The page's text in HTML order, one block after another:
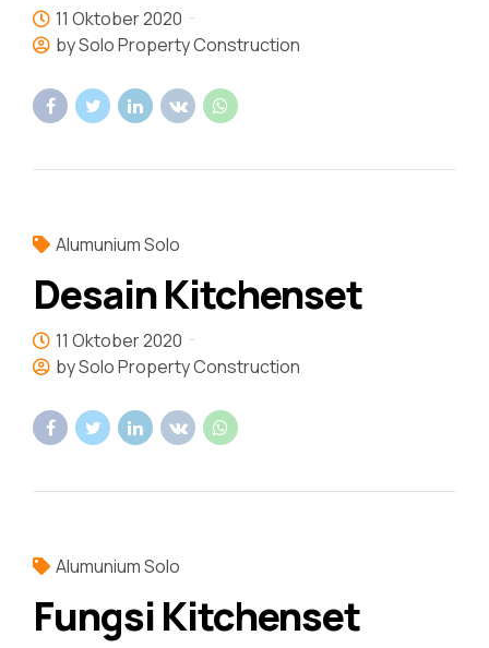
11 Oktober 2020
by Solo Property Construction
Alumunium Solo
Desain Kitchenset
11 Oktober 2020
by Solo Property Construction
Alumunium Solo
Fungsi Kitchenset